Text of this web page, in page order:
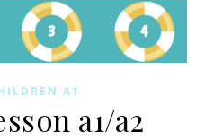
A1
a1/a2